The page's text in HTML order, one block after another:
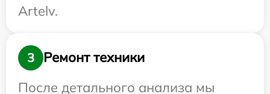
Artelv.
3
Ремонт техники
После детального анализа мы